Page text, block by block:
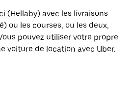
(Hellaby) avec les livraisons
ou les courses, ou les deux,
pouvez utiliser votre propre
voiture de location avec Uber.